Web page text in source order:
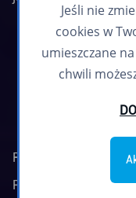
Biuletyn
Zapisz się
Regulamin biuletynu
Polityka prywatności
Jeśli nie
cookies w
umieszczane
chwili